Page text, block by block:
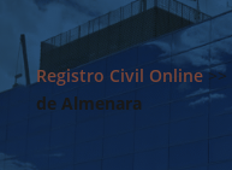
Registro Civil Online>>
de Almenara